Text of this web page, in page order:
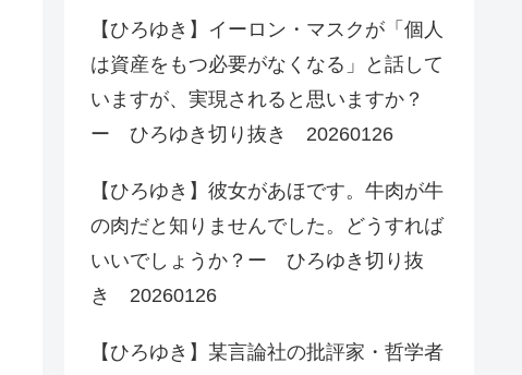
【ひろゆき】イーロン・マスクが「個人
は資産をもつ必要がなくなる」と話して
いますが、実現されると思いますか？
ー ひろゆき切り抜き 20260126
【ひろゆき】彼女があほです。牛肉が牛
の肉だと知りませんでした。どうすれば
いいでしょうか？ー ひろゆき切り抜
き 20260126
【ひろゆき】某言論社の批評家・哲学者